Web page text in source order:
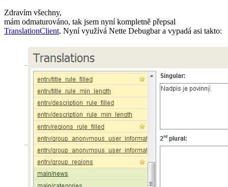
Zdravím všechny,
mám odmaturováno, tak jsem nyní kompletně přepsal
TranslationClient. Nyní využívá Nette Debugbar a vypadá asi takto: